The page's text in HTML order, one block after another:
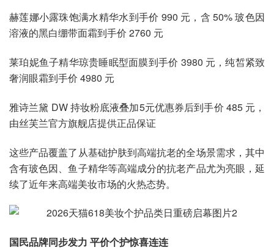
赫莲娜小露珠饱满水精华水到手价 990 元，含 50% 玻色因
溶液的黑白绷带面霜到手价 2760 元
莱珀妮鱼子精华琼贵睡眠型面膜到手价 3980 元，纯皙紧致
奢润眼霜到手价 4980 元
雅诗兰黛 DW 持妆粉底液叠加5元优惠券后到手价 485 元，
由丝芙兰官方旗舰店提供正品保证
这些产品覆盖了从基础护肤到高端抗老的全场景需求，其中
含有玻色因、鱼子精华等高端成分的抗老产品尤为亮眼，延
续了近年来高端美妆市场的火热态势。
国民品牌同步发力 平价个护惊喜连连